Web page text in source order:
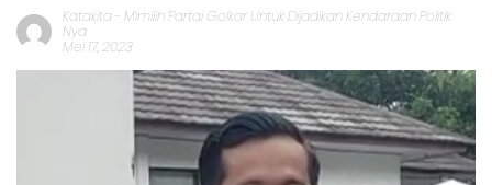
Katakita- Mimilih Partai Golkar Untuk Dijadikan Kendaraan Politik
Nya
Mei 17, 2023